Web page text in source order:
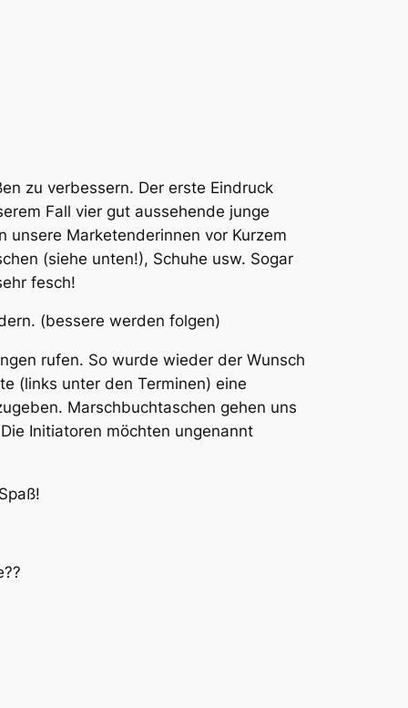
zu verbessern. Der erste Eindruck
Fall vier gut aussehende junge
unsere Marketenderinnen vor Kurzem
(siehe unten!), Schuhe usw. Sogar
fesch!
(bessere werden folgen)
rufen. So wurde wieder der Wunsch
(links unter den Terminen) eine
Marschbuchtaschen gehen uns
Initiatoren möchten ungenannt